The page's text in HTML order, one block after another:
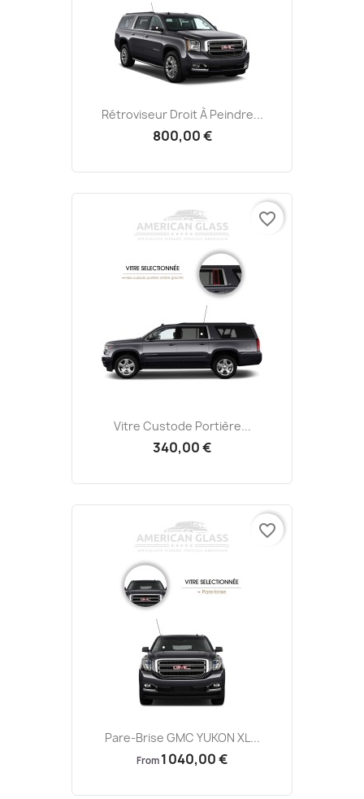
Rétroviseur Droit À Peindre...
800,00 €
Vitre Custode Portière...
340,00 €
favorite_border
Pare-Brise GMC YUKON XL...
From 1 040,00 €
favorite_border